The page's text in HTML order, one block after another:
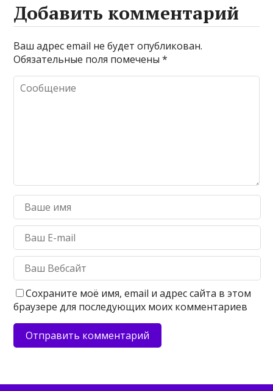
Добавить комментарий
Ваш адрес email не будет опубликован.
Обязательные поля помечены*
Сохраните моё имя, email и адрес сайта в этом
браузере для последующих моих комментариев